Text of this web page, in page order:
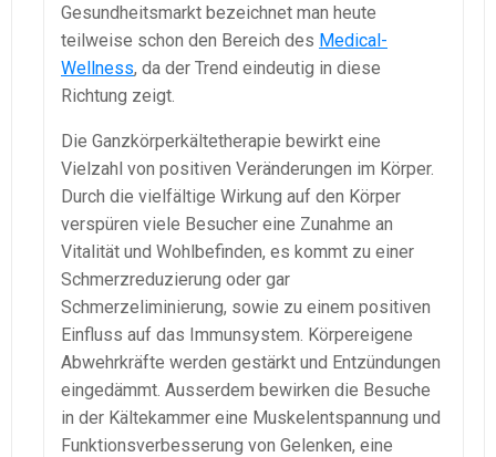
Gesundheitsmarkt bezeichnet man heute
teilweise schon den Bereich des Medical-
Wellness, da der Trend eindeutig in diese
Richtung zeigt.
Die Ganzkörperkältetherapie bewirkt eine
Vielzahl von positiven Veränderungen im Körper.
Durch die vielfältige Wirkung auf den Körper
verspüren viele Besucher eine Zunahme an
Vitalität und Wohlbefinden, es kommt zu einer
Schmerzreduzierung oder gar
Schmerzeliminierung, sowie zu einem positiven
Einfluss auf das Immunsystem. Körpereigene
Abwehrkräfte werden gestärkt und Entzündungen
eingedämmt. Ausserdem bewirken die Besuche
in der Kältekammer eine Muskelentspannung und
Funktionsverbesserung von Gelenken, eine